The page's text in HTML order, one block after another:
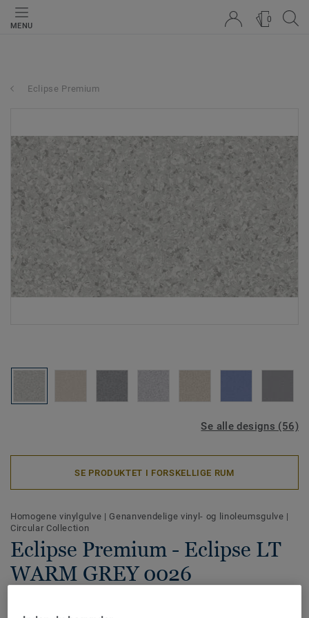
MENU
0
Eclipse Premium
Se alle designs (56)
SE PRODUKTET I FORSKELLIGE RUM
Homogene vinylgulve | Genanvendelige vinyl- og linoleumsgulve |
Circular Collection
Eclipse Premium - Eclipse LT
WARM GREY 0026